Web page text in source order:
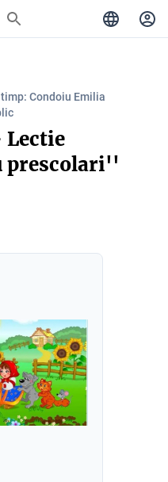
Condoiu Emilia
prescolari''